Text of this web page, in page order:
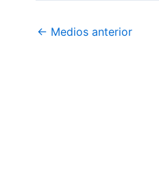
← Medios anterior